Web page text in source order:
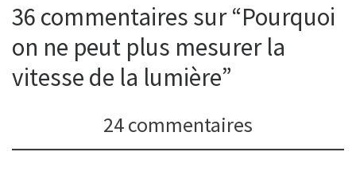
36 commentaires sur “Pourquoi
on ne peut plus mesurer la
vitesse de la lumière”
24 commentaires